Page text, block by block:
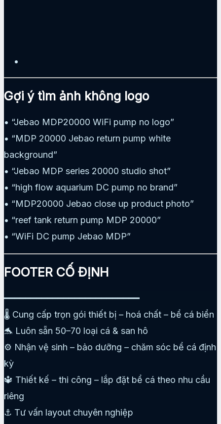
Gợi ý tìm ảnh không logo
• “Jebao MDP20000 WiFi pump no logo”
• “MDP 20000 Jebao return pump white
background”
• “Jebao MDP series 20000 studio shot”
• “high flow aquarium DC pump no brand”
• “MDP20000 Jebao close up product photo”
• “reef tank return pump MDP 20000”
• “WiFi DC pump Jebao MDP”
FOOTER CỐ ĐỊNH
━━━━━━━━━━━━━━━━━━━━━━━━━
🌡️ Cung cấp trọn gói thiết bị – hoá chất – bể cá biển
🐬 Luôn sẵn 50–70 loại cá & san hô
⚙️ Nhận vệ sinh – bảo dưỡng – chăm sóc bể cá định
kỳ
🔱 Thiết kế – thi công – lắp đặt bể cá theo nhu cầu
riêng
⚓ Tư vấn layout chuyên nghiệp